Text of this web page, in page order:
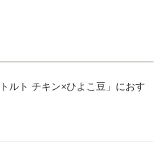
ルト チキン×ひよこ豆」におす